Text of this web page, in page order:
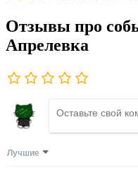
Отзывы про
Апрелевка
Лучшие